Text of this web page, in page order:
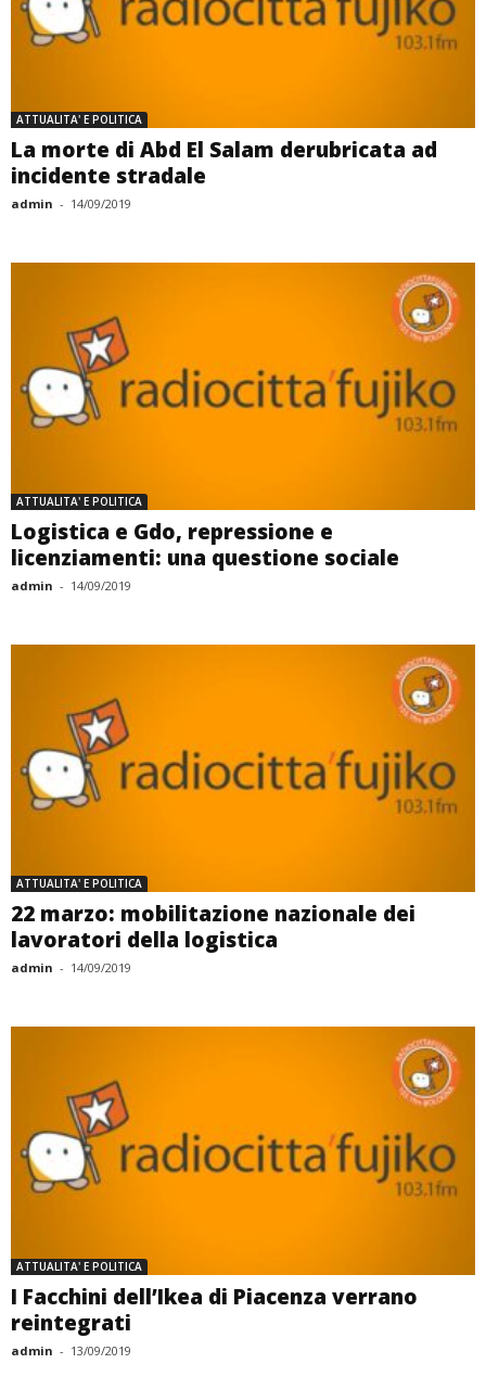
ATTUALITA' E POLITICA
La morte di Abd El Salam derubricata ad
incidente stradale
admin - 14/09/2019
ATTUALITA' E POLITICA
Logistica e Gdo, repressione e
licenziamenti: una questione sociale
admin - 14/09/2019
ATTUALITA' E POLITICA
22 marzo: mobilitazione nazionale dei
lavoratori della logistica
admin - 14/09/2019
ATTUALITA' E POLITICA
I Facchini dell’Ikea di Piacenza verrano
reintegrati
admin - 13/09/2019